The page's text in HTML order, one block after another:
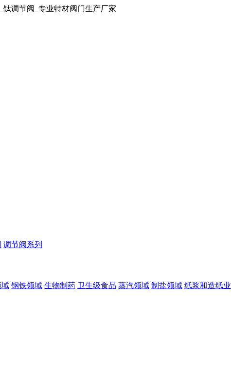
调节阀_专业特材阀门生产厂家
调节阀系列
域 钢铁领域 生物制药 卫生级食品 蒸汽领域 制盐领域 纸浆和造纸业